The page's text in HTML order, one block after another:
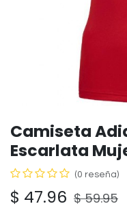
Camiseta
Escarlata
(0 reseña)
$ 47.96 $59.95